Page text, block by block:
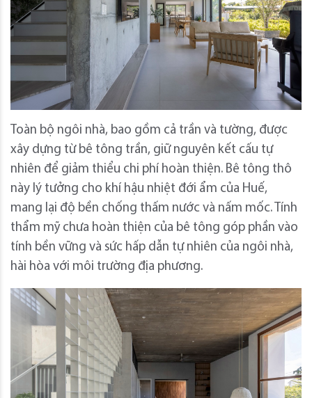
Toàn bộ ngôi nhà, bao gồm cả trần và tường, được
xây dựng từ bê tông trần, giữ nguyên kết cấu tự
nhiên để giảm thiểu chi phí hoàn thiện. Bê tông thô
này lý tưởng cho khí hậu nhiệt đới ẩm của Huế,
mang lại độ bền chống thấm nước và nấm mốc. Tính
thẩm mỹ chưa hoàn thiện của bê tông góp phần vào
tính bền vững và sức hấp dẫn tự nhiên của ngôi nhà,
hài hòa với môi trường địa phương.